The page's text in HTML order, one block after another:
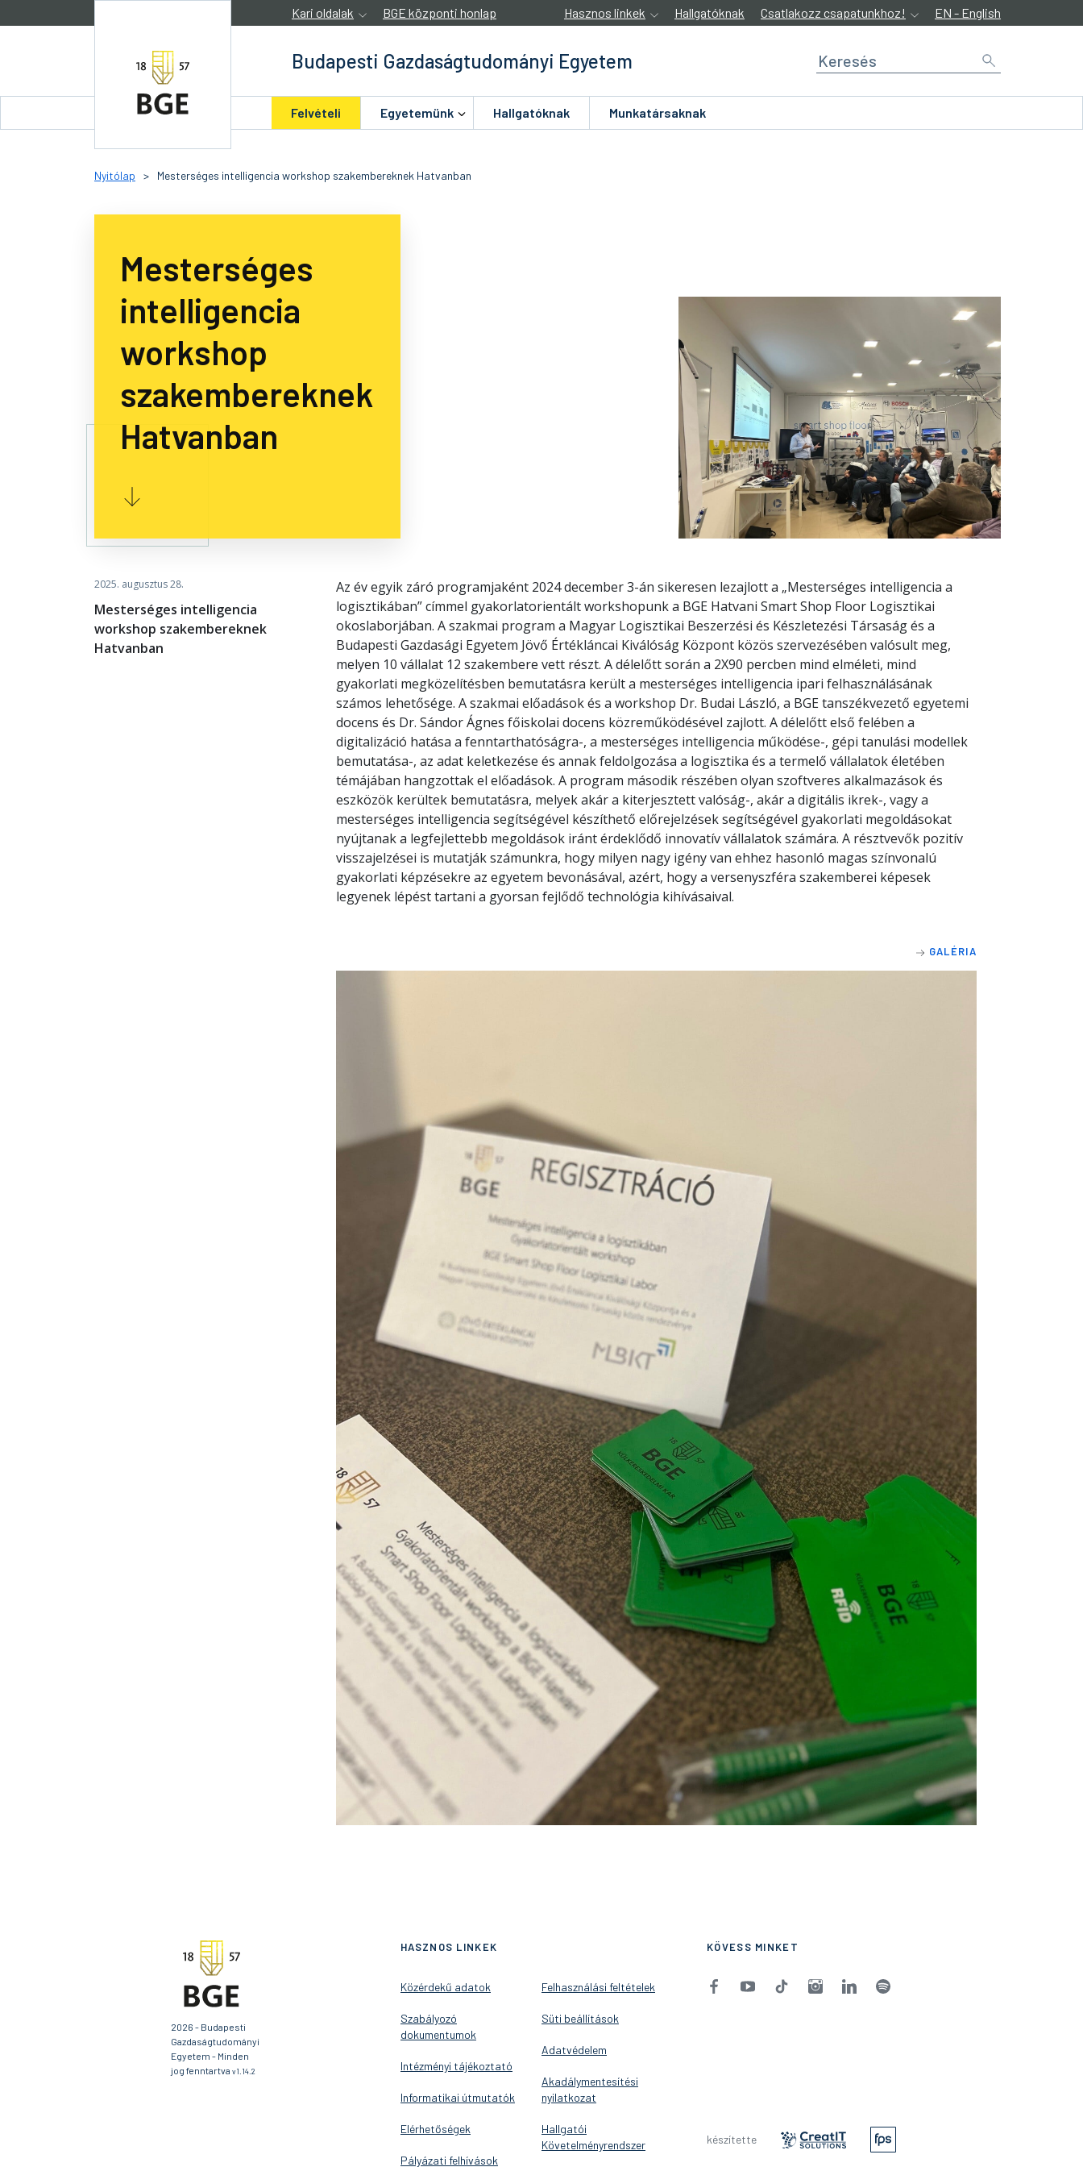
Kari oldalak BGE központi honlap Hasznos linkek Hallgatóknak Csatlakozz csapatunkhoz! EN - English
Budapesti Gazdaságtudományi Egyetem
Felvételi Egyetemünk Hallgatóknak Munkatársaknak
Nyitólap > Mesterséges intelligencia workshop szakembereknek Hatvanban
Mesterséges
intelligencia
workshop
szakembereknek
Hatvanban
2025. augusztus 28.
Mesterséges intelligencia
workshop szakembereknek
Hatvanban
Az év egyik záró programjaként 2024 december 3-án sikeresen lezajlott a „Mesterséges intelligencia a
logisztikában” címmel gyakorlatorientált workshopunk a BGE Hatvani Smart Shop Floor Logisztikai
okoslaborjában. A szakmai program a Magyar Logisztikai Beszerzési és Készletezési Társaság és a
Budapesti Gazdasági Egyetem Jövő Értékláncai Kiválóság Központ közös szervezésében valósult meg,
melyen 10 vállalat 12 szakembere vett részt. A délelőtt során a 2X90 percben mind elméleti, mind
gyakorlati megközelítésben bemutatásra került a mesterséges intelligencia ipari felhasználásának
számos lehetősége. A szakmai előadások és a workshop Dr. Budai László, a BGE tanszékvezető egyetemi
docens és Dr. Sándor Ágnes főiskolai docens közreműködésével zajlott. A délelőtt első felében a
digitalizáció hatása a fenntarthatóságra-, a mesterséges intelligencia működése-, gépi tanulási modellek
bemutatása-, az adat keletkezése és annak feldolgozása a logisztika és a termelő vállalatok életében
témájában hangzottak el előadások. A program második részében olyan szoftveres alkalmazások és
eszközök kerültek bemutatásra, melyek akár a kiterjesztett valóság-, akár a digitális ikrek-, vagy a
mesterséges intelligencia segítségével készíthető előrejelzések segítségével gyakorlati megoldásokat
nyújtanak a legfejlettebb megoldások iránt érdeklődő innovatív vállalatok számára. A résztvevők pozitív
visszajelzései is mutatják számunkra, hogy milyen nagy igény van ehhez hasonló magas színvonalú
gyakorlati képzésekre az egyetem bevonásával, azért, hogy a versenyszféra szakemberei képesek
legyenek lépést tartani a gyorsan fejlődő technológia kihívásaival.
GALÉRIA
2026 - Budapesti
Gazdaságtudományi
Egyetem - Minden
jog fenntartva v1.14.2
HASZNOS LINKEK
Közérdekű adatok
Szabályozó
dokumentumok
Intézményi tájékoztató
Informatikai útmutatók
Elérhetőségek
Pályázati felhívások
Felhasználási feltételek
Süti beállítások
Adatvédelem
Akadálymentesítési
nyilatkozat
Hallgatói
Követelményrendszer
KÖVESS MINKET
készítette